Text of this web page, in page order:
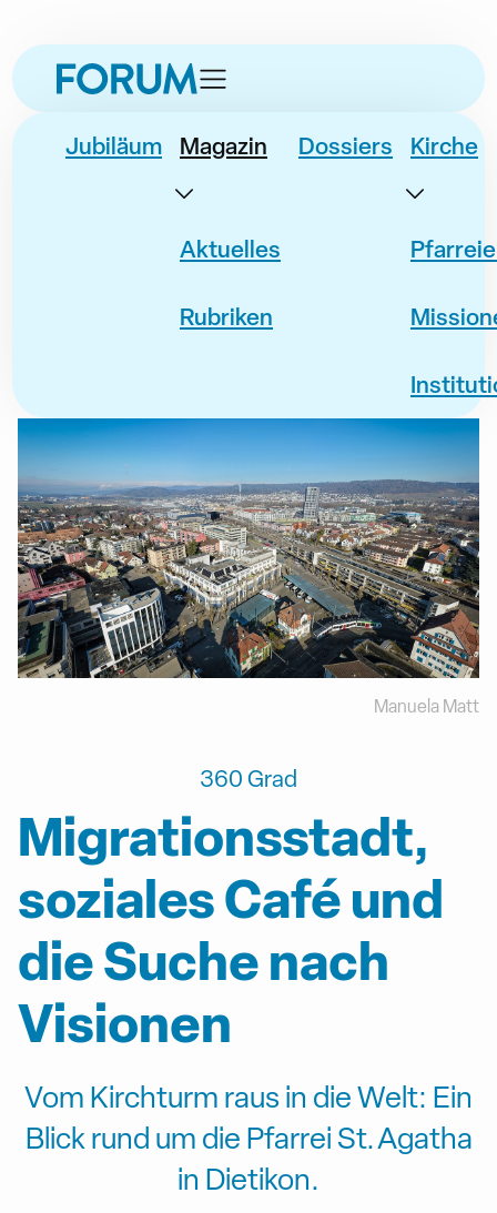
Navigation
springen
Inhalt
springen
Fusszeile
springen
Jubiläum Magazin
Aktuelles
Rubriken
Dossiers Kirche
Manuela Matt
360 Grad
Migrationsstadt,
soziales Café und
die Suche nach
Visionen
Vom Kirchturm raus in die Welt: Ein
Blick rund um die Pfarrei St. Agatha
in Dietikon.